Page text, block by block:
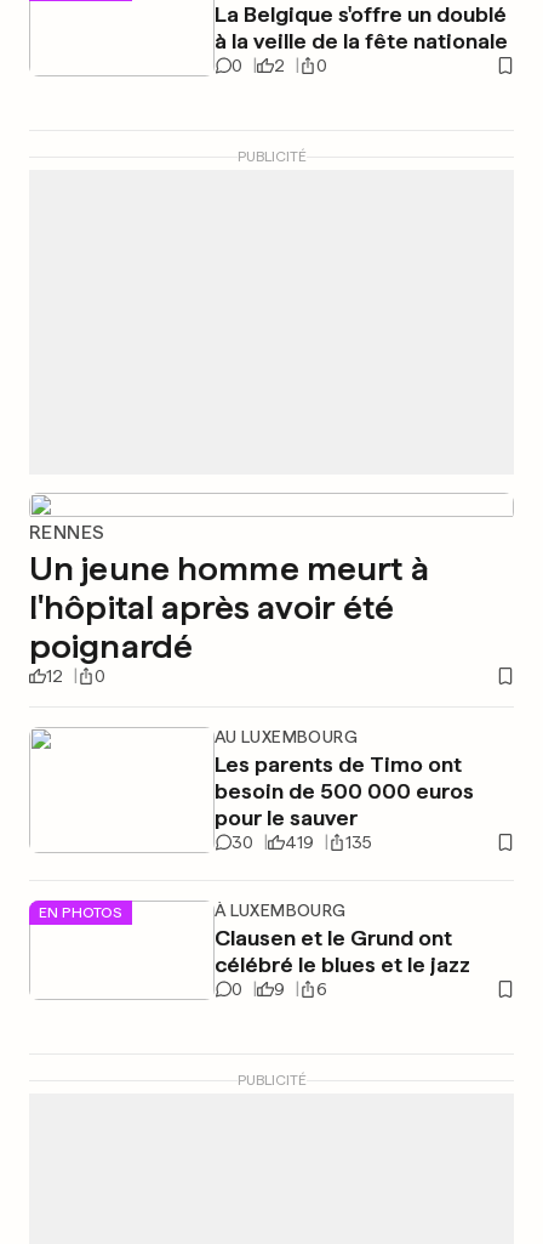
La Belgique s'offre un doublé
à la veille de la fête nationale
0 2 0
PUBLICITÉ
RENNES
Un jeune homme meurt à
l'hôpital après avoir été
poignardé
12 0
AU LUXEMBOURG
Les parents de Timo ont
besoin de 500 000 euros
pour le sauver
30 419 135
EN PHOTOS À LUXEMBOURG
Clausen et le Grund ont
célébré le blues et le jazz
0 9 6
PUBLICITÉ